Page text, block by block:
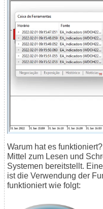
Warum hat es
Mittel zum Lesen und
Systemen bereitstellt.
ist die Verwendung der
funktioniert wie folgt: